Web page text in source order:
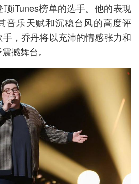
iTunes榜单的选手。他的表现
音乐天赋和沉稳台风的高度评
，乔丹将以充沛的情感张力和
撼舞台。